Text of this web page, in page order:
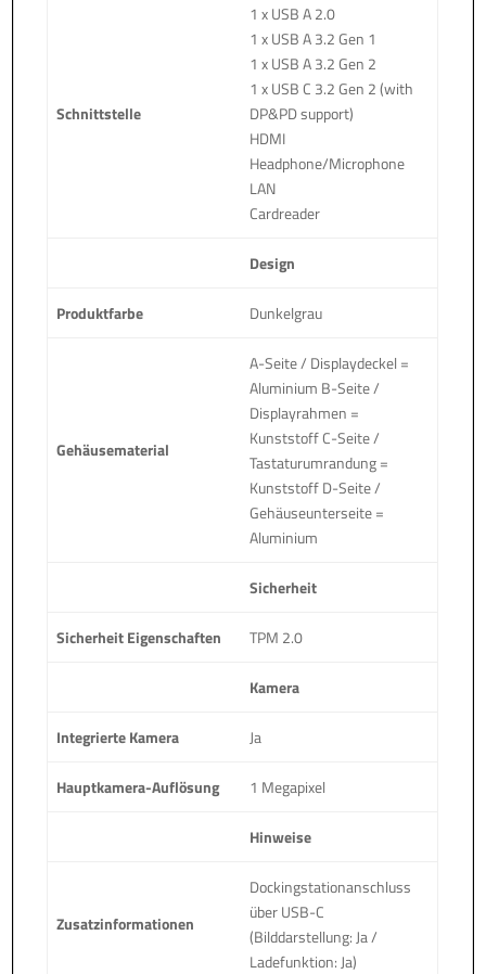
Schnittstelle
1 x USB A 2.0
1 x USB A 3.2 Gen 1
1 x USB A 3.2 Gen 2
1 x USB C 3.2 Gen 2 (with
DP&PD support)
HDMI
Headphone/Microphone
LAN
Cardreader
Design
Produktfarbe Dunkelgrau
Gehäusematerial
A-Seite / Displaydeckel =
Aluminium B-Seite /
Displayrahmen =
Kunststoff C-Seite /
Tastaturumrandung =
Kunststoff D-Seite /
Gehäuseunterseite =
Aluminium
Sicherheit
Sicherheit Eigenschaften TPM 2.0
Kamera
Integrierte Kamera Ja
Hauptkamera-Auflösung 1 Megapixel
Hinweise
Zusatzinformationen
Dockingstationanschluss
über USB-C
(Bilddarstellung: Ja /
Ladefunktion: Ja)